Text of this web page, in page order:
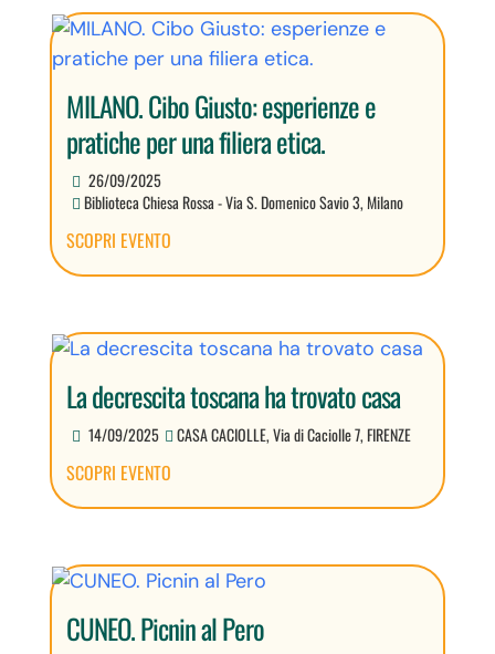
MILANO. Cibo Giusto: esperienze e
pratiche per una filiera etica.
26/09/2025
Biblioteca Chiesa Rossa - Via S. Domenico Savio 3, Milano
SCOPRI EVENTO
La decrescita toscana ha trovato casa
14/09/2025 CASA CACIOLLE, Via di Caciolle 7, FIRENZE
SCOPRI EVENTO
CUNEO. Picnin al Pero